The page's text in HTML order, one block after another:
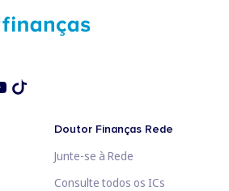
Doutor Finanças Rede
Junte-se à Rede
Consulte todos os ICs